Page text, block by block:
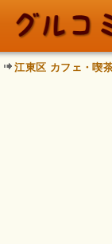
江東区 カフェ・喫